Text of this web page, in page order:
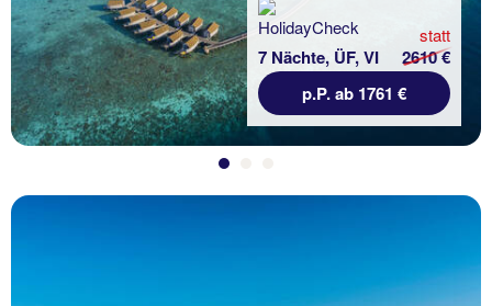
7 Nächte, ÜF, VI
statt
2610 €
p.P. ab 1761 €